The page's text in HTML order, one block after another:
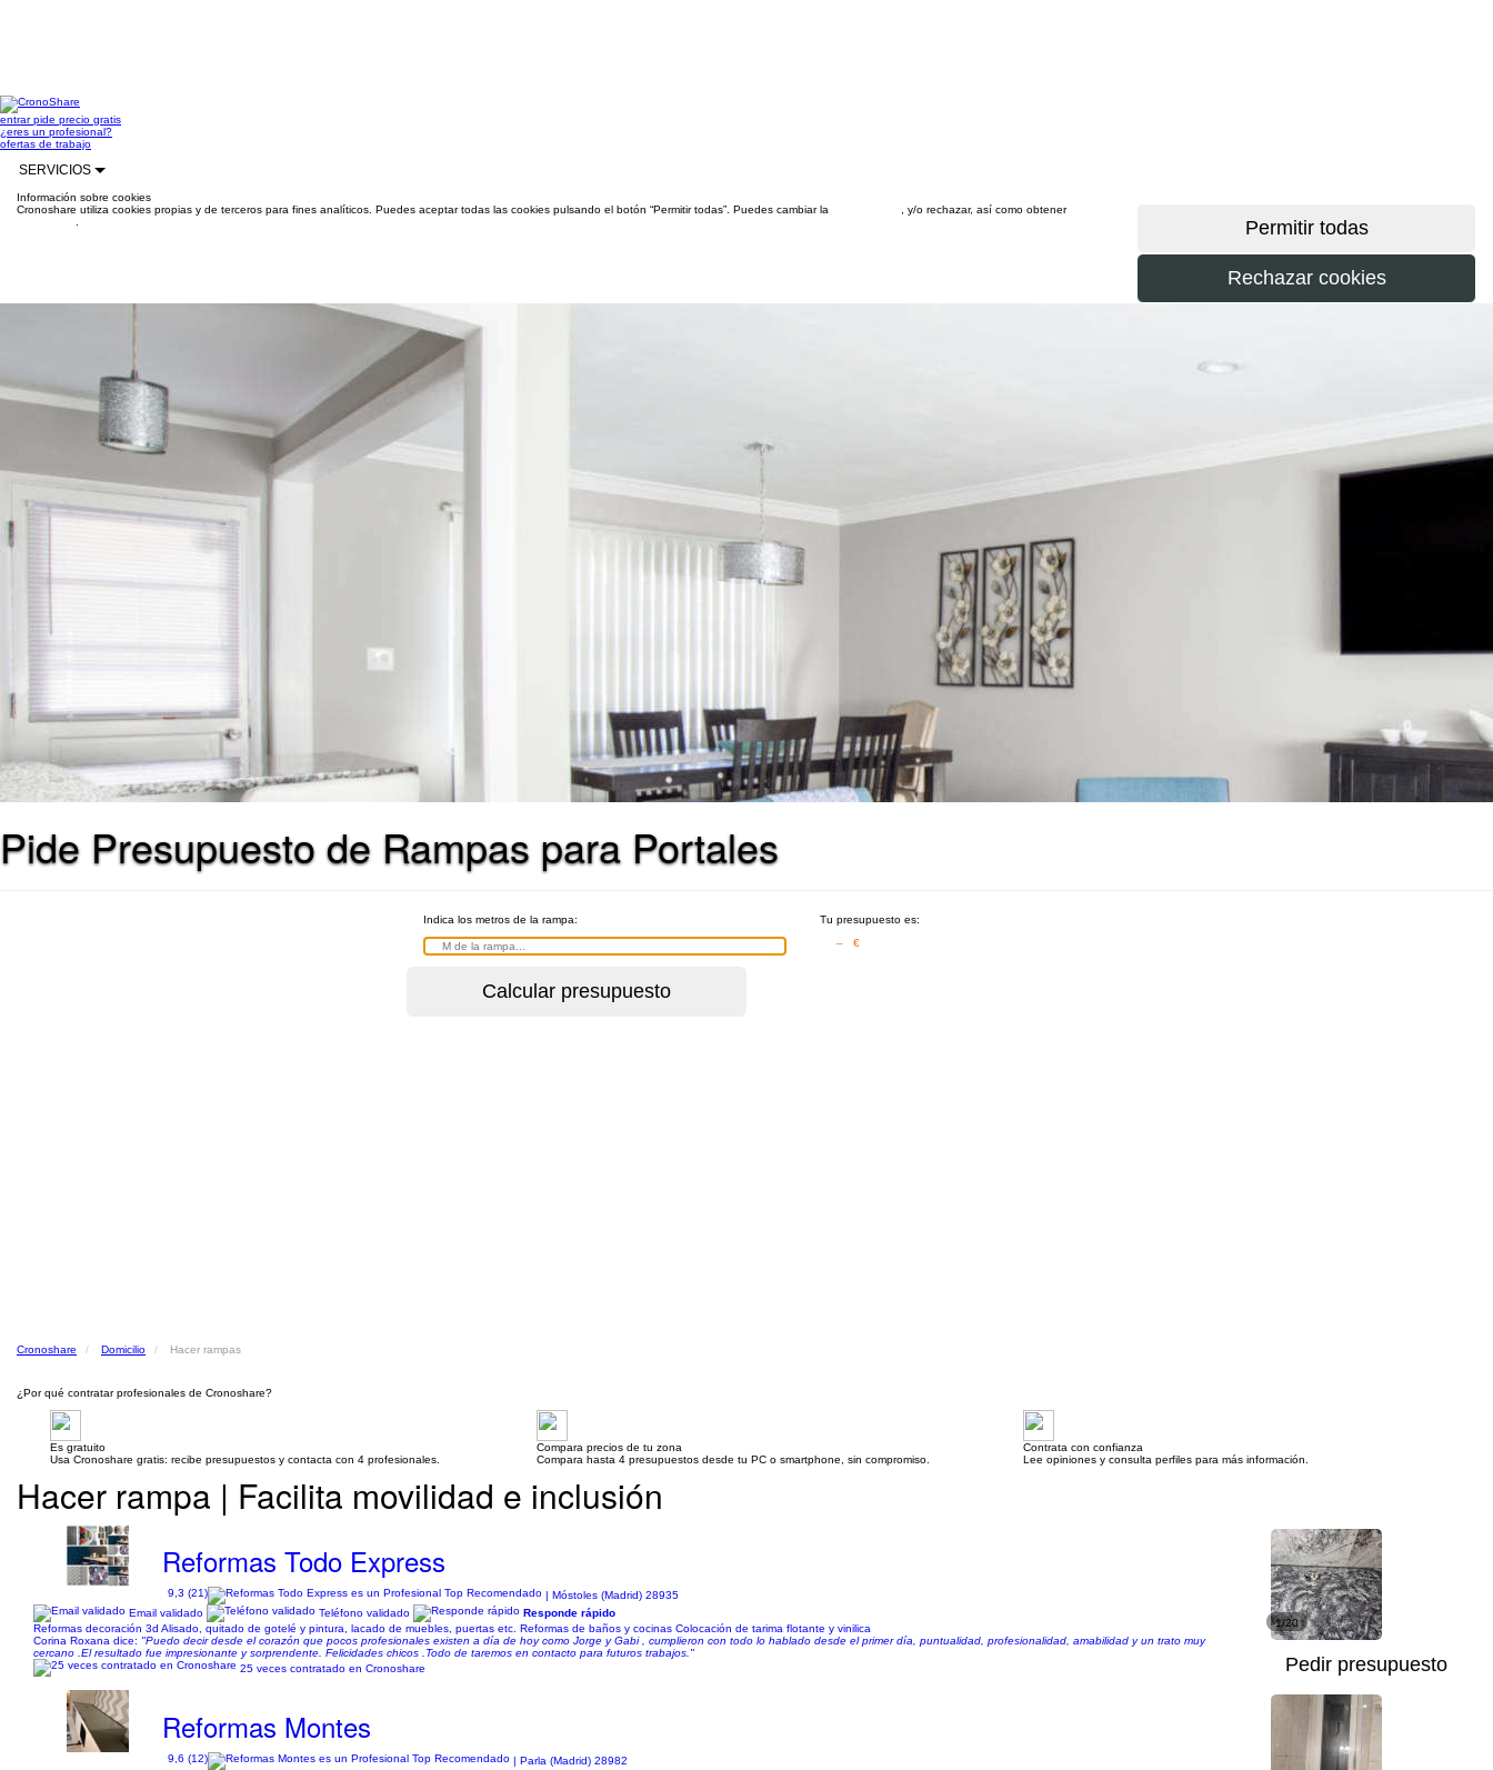
entrarpide precio gratis
¿eres un profesional?
ofertas de trabajo
SERVICIOS
Información sobre cookies
Cronoshare utiliza cookies propias y de terceros para fines analíticos. Puedes aceptar todas las cookies pulsando el botón “Permitir todas”. Puedes cambiar la
, y/o rechazar, así como obtener
Pide Presupuesto de Rampas para Portales
Indica los metros de la rampa:
Tu presupuesto es:
– €
Cronoshare Domicilio Hacer rampas
¿Por qué contratar profesionales de Cronoshare?
Es gratuito
Usa Cronoshare gratis: recibe presupuestos y contacta con 4 profesionales.
Compara precios de tu zona
Compara hasta 4 presupuestos desde tu PC o smartphone, sin compromiso.
Contrata con confianza
Lee opiniones y consulta perfiles para más información.
Hacer rampa | Facilita movilidad e inclusión
Reformas Todo Express
9,3 (21)
| Móstoles (Madrid) 28935
Email validado
Teléfono validado
Responde rápido
Reformas decoración 3d Alisado, quitado de gotelé y pintura, lacado de muebles, puertas etc. Reformas de baños y cocinas Colocación de tarima flotante y vinilica
Corina Roxana dice: "Puedo decir desde el corazón que pocos profesionales existen a día de hoy como Jorge y Gabi , cumplieron con todo lo hablado desde el primer día, puntualidad, profesionalidad, amabilidad y un trato muy
cercano .El resultado fue impresionante y sorprendente. Felicidades chicos .Todo de taremos en contacto para futuros trabajos."
25 veces contratado en Cronoshare
1/20
Pedir presupuesto
Reformas Montes
9,6 (12)
| Parla (Madrid) 28982